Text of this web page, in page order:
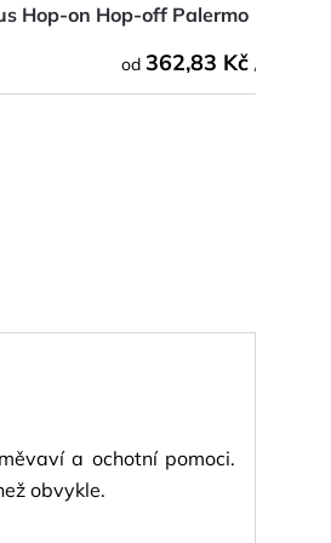
Hop-on Hop-off Palermo
od 362,83 Kč /os.
a ochotní pomoci.
obvykle.